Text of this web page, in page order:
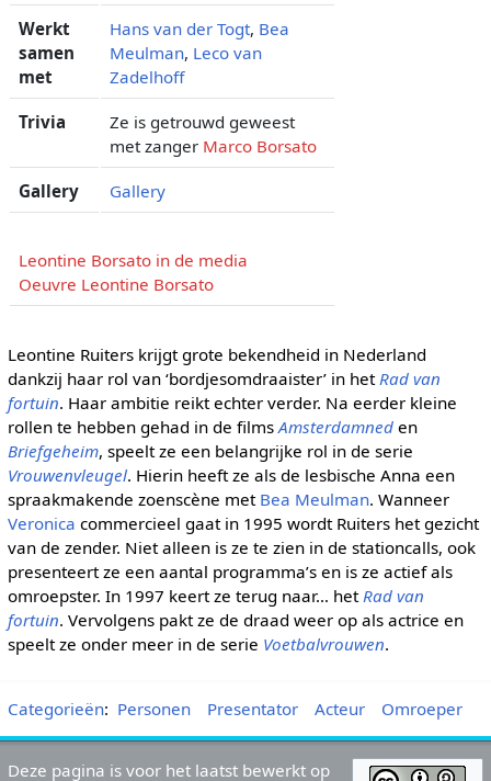
Werkt
samen
met
Hans van der Togt, Bea
Meulman, Leco van
Zadelhoff
Trivia
Ze is getrouwd geweest
met zanger Marco Borsato
Gallery Gallery
Leontine Borsato in de media
Oeuvre Leontine Borsato
Leontine Ruiters krijgt grote bekendheid in Nederland
dankzij haar rol van ‘bordjesomdraaister’ in hetRad van
fortuin. Haar ambitie reikt echter verder. Na eerder kleine
rollen te hebben gehad in de filmsAmsterdamneden
Briefgeheim, speelt ze een belangrijke rol in de serie
Vrouwenvleugel. Hierin heeft ze als de lesbische Anna een
spraakmakende zoenscène met Bea Meulman. Wanneer
Veronica commercieel gaat in 1995 wordt Ruiters het gezicht
van de zender. Niet alleen is ze te zien in de stationcalls, ook
presenteert ze een aantal programma’s en is ze actief als
omroepster. In 1997 keert ze terug naar… hetRad van
fortuin. Vervolgens pakt ze de draad weer op als actrice en
speelt ze onder meer in de serie Voetbalvrouwen.
Categorieën: Personen Presentator Acteur Omroeper
Deze pagina is voor het laatst bewerkt op